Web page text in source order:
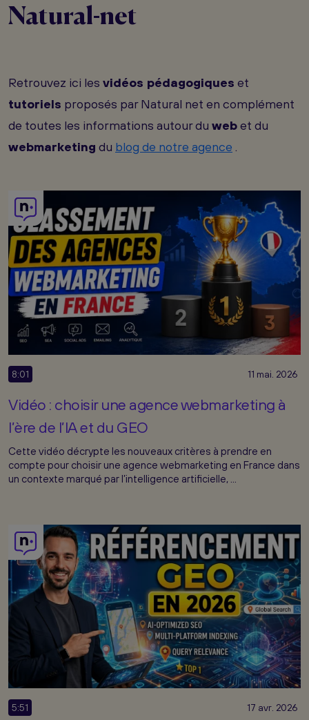
Natural-net
Retrouvez ici les vidéos pédagogiques et
tutoriels proposés par Natural net en complément
de toutes les informations autour du webet du
webmarketing du blog de notre agence .
8:01 11 mai. 2026
Vidéo : choisir une agence webmarketing à
l’ère de l’IA et du GEO
Cette vidéo décrypte les nouveaux critères à prendre en
compte pour choisir une agence webmarketing en France dans
un contexte marqué par l’intelligence artificielle, ...
5:51 17 avr. 2026